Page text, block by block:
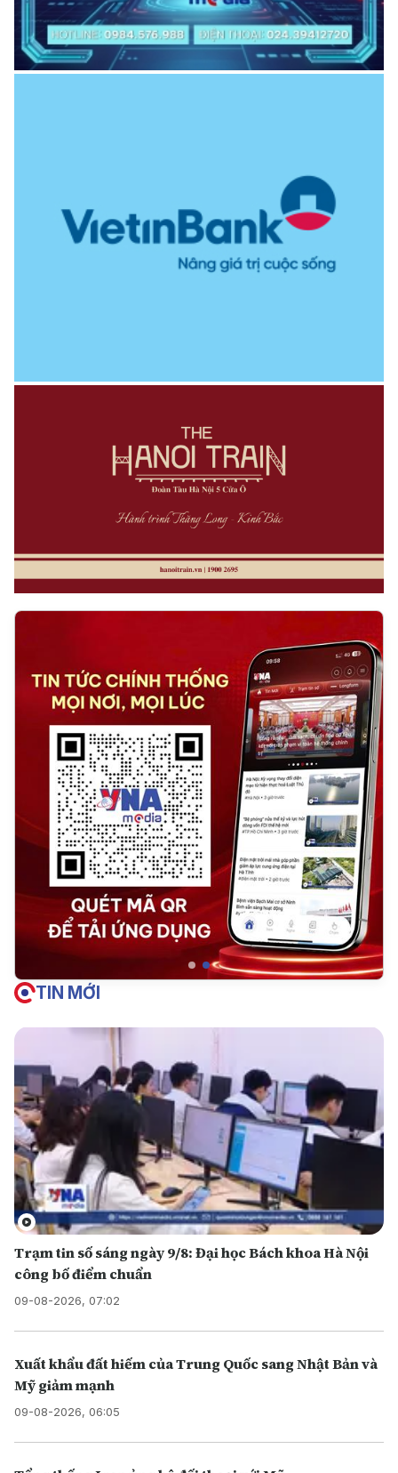
TIN MỚI
Trạm tin số sáng ngày 9/8: Đại học Bách khoa Hà Nội
công bố điểm chuẩn
09-08-2026, 07:02
Xuất khẩu đất hiếm của Trung Quốc sang Nhật Bản và
Mỹ giảm mạnh
09-08-2026, 06:05